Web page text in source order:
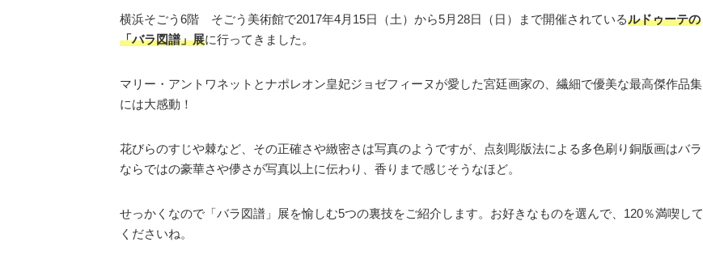
横浜そごう6階 そごう美術館で2017年4月15日（土）から5月28日（日）まで開催されているルドゥーテの
「バラ図譜」展に行ってきました。
マリー・アントワネットとナポレオン皇妃ジョゼフィーヌが愛した宮廷画家の、繊細で優美な最高傑作品集
には大感動！
花びらのすじや棘など、その正確さや緻密さは写真のようですが、点刻彫版法による多色刷り銅版画はバラ
ならではの豪華さや儚さが写真以上に伝わり、香りまで感じそうなほど。
せっかくなので「バラ図譜」展を愉しむ5つの裏技をご紹介します。お好きなものを選んで、120％満喫して
くださいね。